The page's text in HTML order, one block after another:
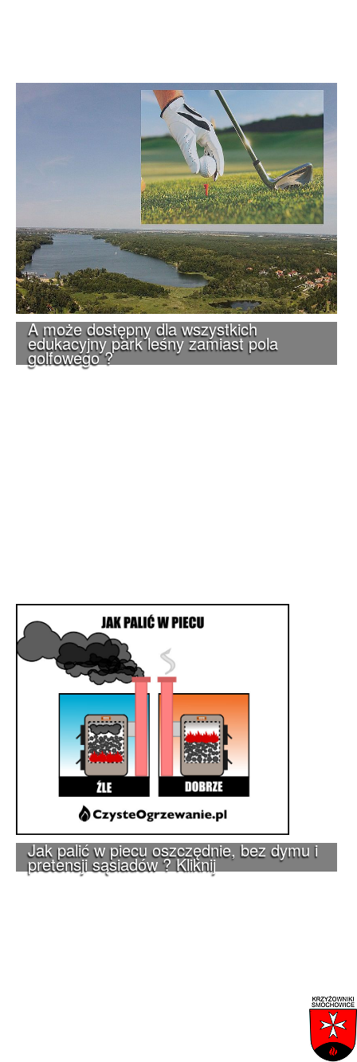
A może dostępny dla wszystkich
edukacyjny park leśny zamiast pola
golfowego ?
Jak palić w piecu oszczędnie, bez dymu i
pretensji sąsiadów ? Kliknij